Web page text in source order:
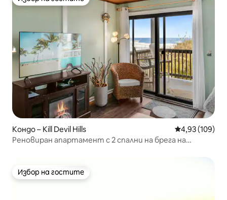
Избор на гостите
Кондо – Kill Devil Hills Средна
4,93 (109)
Реновиран апартамент с 2 спални на брега на
Избор на гостите
Избор на гостите